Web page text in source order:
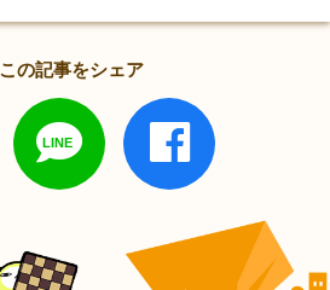
この記事をシェア